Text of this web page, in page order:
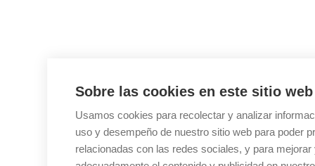
Sobre las cookies en este sitio web
Usamos cookies para recolectar y analizar
uso y desempeño de nuestro sitio web para poder
relacionadas con las redes sociales, y para mejorar